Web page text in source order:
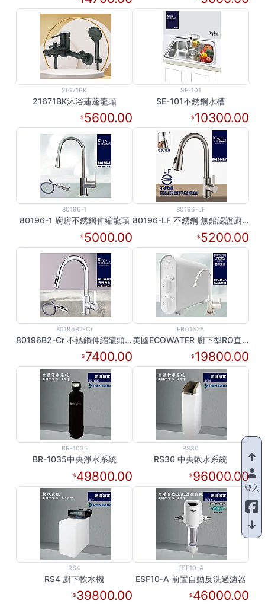
21671BK
21671BK沐浴蓮蓬龍頭
5600.00
SE-101
SE-101不銹鋼水槽
10300.00
80196-1
80196-1 廚房不銹鋼伸縮龍頭
5000.00
80196-LF
80196-LF 不銹鋼 無鉛認證廚房伸縮龍頭
5200.00
80196B2-Cr
80196B2-Cr 不銹鋼伸縮龍頭(亮面鉻色)
7400.00
ERO162A
美國ECOWATER 廚下型RO直輸機 ERO162A
19800.00
BR-1035
BR-1035中央淨水系統
49800.00
RS30
RS30 中央軟水系統
96000.00
RS4
RS4 廚下軟水機
39800.00
ESF10-A
ESF10-A 前置自動反洗過濾器
46000.00
登入